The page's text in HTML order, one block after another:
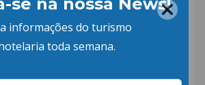
investimento para a estrutura
milhões, dos quais R$ 28
custeados pelo Governo do